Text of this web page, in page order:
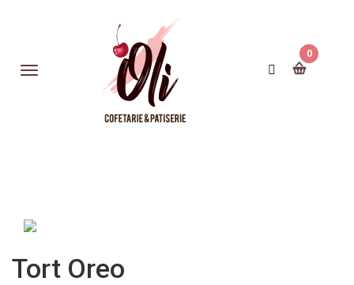
0
Tort Oreo